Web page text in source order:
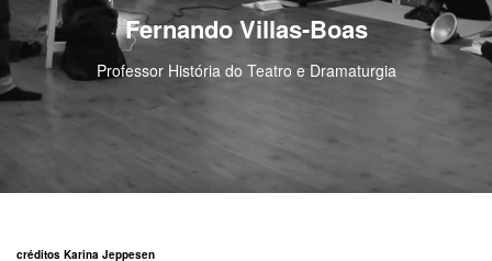
Fernando Villas-Boas
Professor História do Teatro e Dramaturgia
créditos Karina Jeppesen